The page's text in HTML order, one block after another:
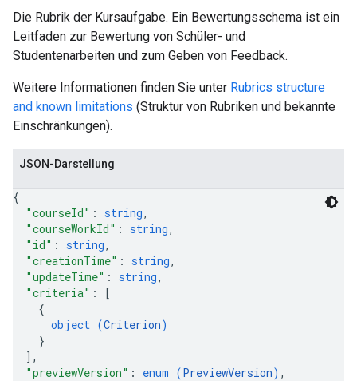
Die Rubrik der Kursaufgabe. Ein Bewertungsschema ist ein
Leitfaden zur Bewertung von Schüler- und
Studentenarbeiten und zum Geben von Feedback.
Weitere Informationen finden Sie unter Rubrics structure
and known limitations (Struktur von Rubriken und bekannte
Einschränkungen).
JSON-Darstellung
{
"courseId" : string,
"courseWorkId" : string,
"id" : string,
"creationTime" : string,
"updateTime" : string,
"criteria" :
[
{
object (Criterion)
}
] ,
"previewVersion" : enum (PreviewVersion) ,